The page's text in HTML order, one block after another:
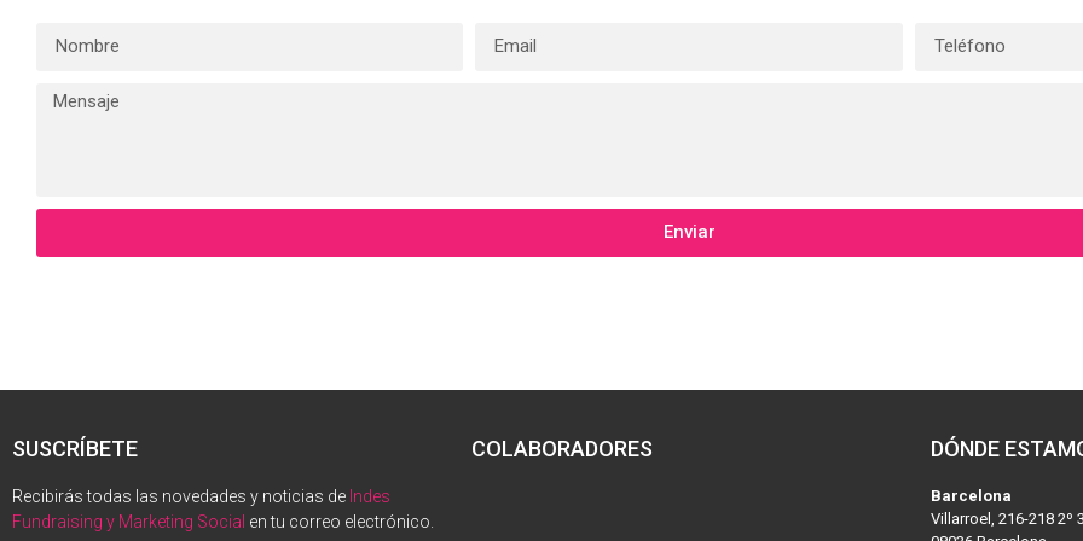
Enviar
SUSCRÍBETE
Recibirás todas las novedades y noticias de Indes
Fundraising y Marketing Social en tu correo electrónico.
COLABORADORES DÓNDE
Barcelona
Villarroel, 216-218 2º